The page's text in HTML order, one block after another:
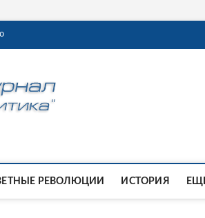
РЕВОЛЮЦИИ ИСТОРИЯ